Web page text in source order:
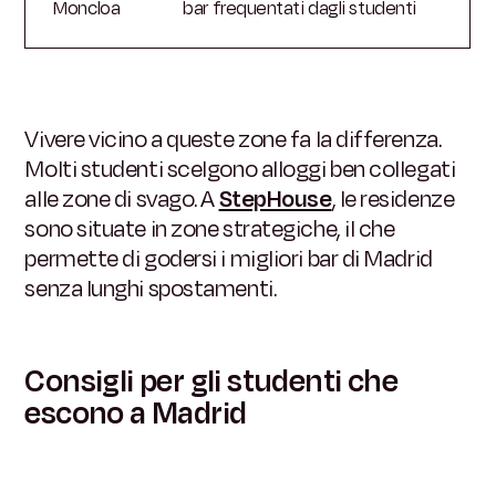
Moncloa bar frequentati dagli studenti
Vivere vicino a queste zone fa la differenza.
Molti studenti scelgono alloggi ben collegati
alle zone di svago. AStepHouse, le residenze
sono situate in zone strategiche, il che
permette di godersi i migliori bar di Madrid
senza lunghi spostamenti.
Consigli per gli studenti che
escono a Madrid